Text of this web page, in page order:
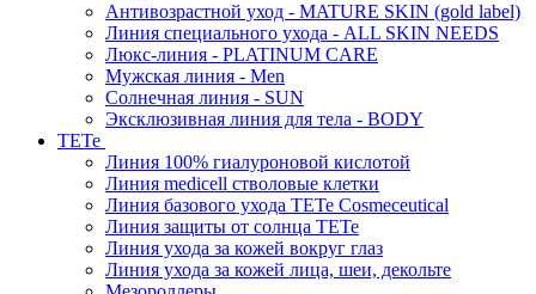
Антивозрастной уход - MATURE SKIN (gold label)
Линия специального ухода - ALL SKIN NEEDS
Люкс-линия - PLATINUM CARE
Мужская линия - Men
Солнечная линия - SUN
Эксклюзивная линия для тела - BODY
TETe
Линия 100% гиалуроновой кислотой
Линия medicell стволовые клетки
Линия базового ухода TETe Cosmeceutical
Линия защиты от солнца TETe
Линия ухода за кожей вокруг глаз
Линия ухода за кожей лица, шеи, декольте